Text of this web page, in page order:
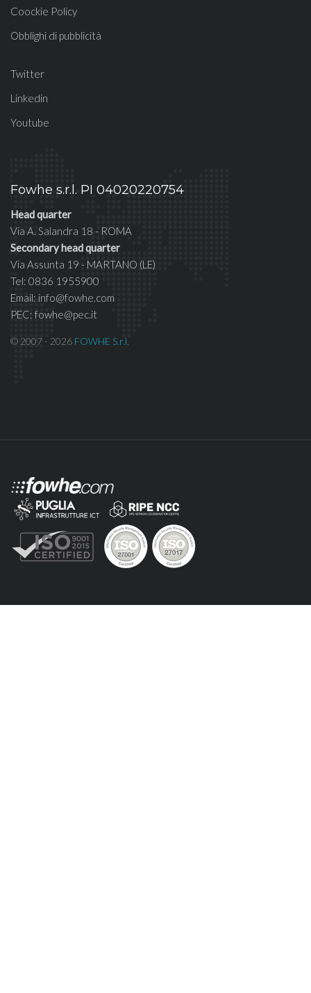
Coockie Policy
Obblighi di pubblicità
Twitter
Linkedin
Youtube
Fowhe s.r.l. PI 04020220754
Head quarter
Via A. Salandra 18 - ROMA
Secondary head quarter
Via Assunta 19 - MARTANO (LE)
Tel: 0836 1955900
Email: info@fowhe.com
PEC: fowhe@pec.it
© 2007 - 2026 FOWHE S.r.l.